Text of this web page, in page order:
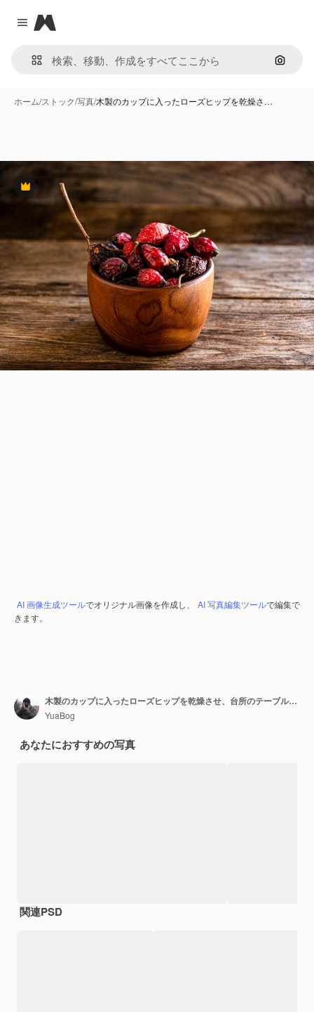
Close menu
Magnific
画像で
ホーム/ストック/写真/木製のカップに入ったローズヒップを乾燥さ…
Premium
AI 画像生成ツールでオリジナル画像を作成し、 AI 写真編集ツールで編集で
きます。
木製のカップに入ったローズヒップを乾燥させ、台所のテーブルの上にひっくり返した。
YuaBog
あなたにおすすめの写真
関連PSD